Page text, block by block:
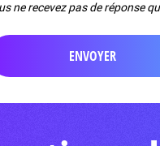
ne recevez pas de réponse